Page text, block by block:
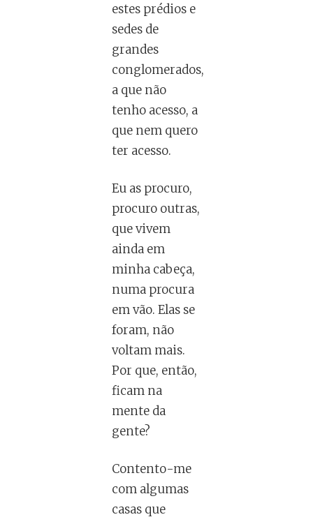
estes prédios e
sedes de
grandes
conglomerados,
a que não
tenho acesso, a
que nem quero
ter acesso.
Eu as procuro,
procuro outras,
que vivem
ainda em
minha cabeça,
numa procura
em vão. Elas se
foram, não
voltam mais.
Por que, então,
ficam na
mente da
gente?
Contento-me
com algumas
casas que